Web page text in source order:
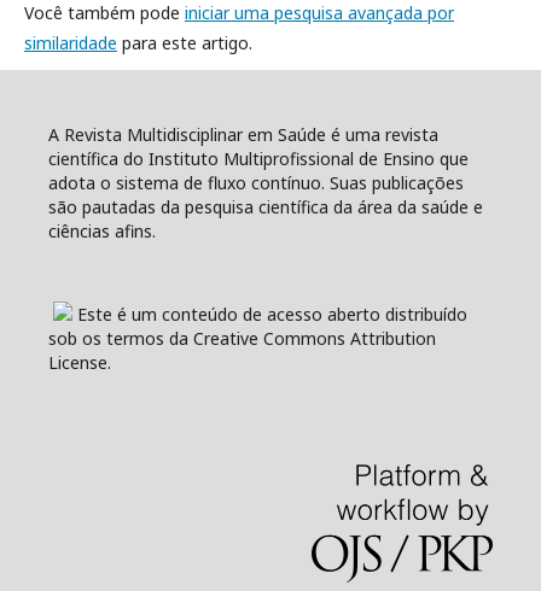
Você também pode iniciar uma pesquisa avançada por
similaridade para este artigo.
A Revista Multidisciplinar em Saúde é uma revista
científica do Instituto Multiprofissional de Ensino que
adota o sistema de fluxo contínuo. Suas publicações
são pautadas da pesquisa científica da área da saúde e
ciências afins.
Este é um conteúdo de acesso aberto distribuído
sob os termos da Creative Commons Attribution
License.